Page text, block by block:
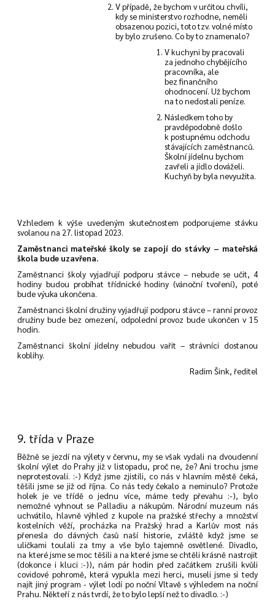
V případě, že bychom v určitou chvíli,
kdy se ministerstvo rozhodne, neměli
obsazenou pozici, toto tzv. volné místo
by bylo zrušeno. Co by to znamenalo?
V kuchyni by pracovali
za jednoho chybějícího
pracovníka, ale
bez finančního
ohodnocení. Už bychom
na to nedostali peníze.
Následkem toho by
pravděpodobně došlo
k postupnému odchodu
stávajících zaměstnanců.
Školní jídelnu bychom
zavřeli a jídlo dováželi.
Kuchyň by byla nevyužita.
Vzhledem k výše uvedeným skutečnostem podporujeme stávku
svolanou na 27. listopad 2023.
Zaměstnanci mateřské školy se zapojí do stávky – mateřská
škola bude uzavřena.
Zaměstnanci školy vyjadřují podporu stávce – nebude se učit, 4
hodiny budou probíhat třídnické hodiny (vánoční tvoření), poté
bude výuka ukončena.
Zaměstnanci školní družiny vyjadřují podporu stávce – ranní provoz
družiny bude bez omezení, odpolední provoz bude ukončen v 15
hodin.
Zaměstnanci školní jídelny nebudou vařit – strávníci dostanou
koblihy.
Radim Šink, ředitel
9. třída v Praze
Běžně se jezdí na výlety v červnu, my se však vydali na dvoudenní
školní výlet do Prahy již v listopadu, proč ne, že? Ani trochu jsme
neprotestovali. :-) Když jsme zjistili, co nás v hlavním městě čeká,
těšili jsme se již od října. Co nás tedy čekalo a neminulo? Protože
holek je ve třídě o jednu více, máme tedy převahu :-), bylo
nemožné vyhnout se Palladiu a nákupům. Národní muzeum nás
uchvátilo, hlavně výhled z kupole na pražské střechy a množství
kostelních věží, procházka na Pražský hrad a Karlův most nás
přenesla do dávných časů naší historie, zvláště když jsme se
uličkami toulali za tmy a vše bylo tajemně osvětlené. Divadlo,
na které jsme se moc těšili a na které jsme se chtěli krásně nastrojit
(dokonce i kluci :-)), nám pár hodin před začátkem zrušili kvůli
covidové pohromě, která vypukla mezi herci, museli jsme si tedy
najít jiný program - výlet lodí po noční Vltavě s výhledem na noční
Prahu. Někteří z nás tvrdí, že to bylo lepší než to divadlo. :-)